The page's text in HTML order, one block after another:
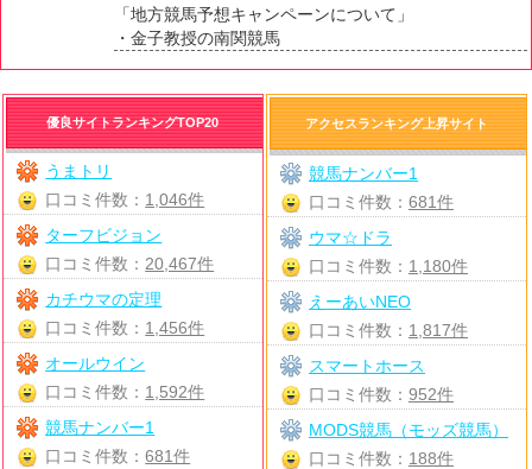
「地方競馬予想キャンペーンについて」
・金子教授の南関競馬
優良サイトランキングTOP20
うまトリ
口コミ件数： 1,046件
ターフビジョン
口コミ件数： 20,467件
カチウマの定理
口コミ件数： 1,456件
オールウイン
口コミ件数： 1,592件
競馬ナンバー1
口コミ件数：681件
アクセスランキング上昇サイト
競馬ナンバー1
口コミ件数： 681件
ウマ☆ドラ
口コミ件数： 1,180件
えーあいNEO
口コミ件数： 1,817件
スマートホース
口コミ件数： 952件
MODS競馬（モッズ競馬）
口コミ件数： 188件